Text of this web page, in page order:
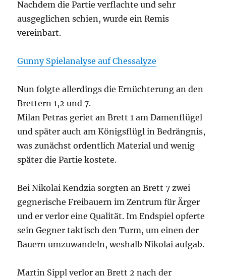
Nachdem die Partie verflachte und sehr
ausgeglichen schien, wurde ein Remis
vereinbart.
Gunny Spielanalyse auf Chessalyze
Nun folgte allerdings die Ernüchterung an den
Brettern 1,2 und 7.
Milan Petras geriet an Brett 1 am Damenflügel
und später auch am Königsflügl in Bedrängnis,
was zunächst ordentlich Material und wenig
später die Partie kostete.
Bei Nikolai Kendzia sorgten an Brett 7 zwei
gegnerische Freibauern im Zentrum für Ärger
und er verlor eine Qualität. Im Endspiel opferte
sein Gegner taktisch den Turm, um einen der
Bauern umzuwandeln, weshalb Nikolai aufgab.
Martin Sippl verlor an Brett 2 nach der